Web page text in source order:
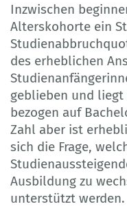
Inzwischen
Alterskohorte ein
des erheblichen
geblieben und
bezogen auf
Zahl aber ist
sich die Frage,
Ausbildung zu
unterstützt werden.